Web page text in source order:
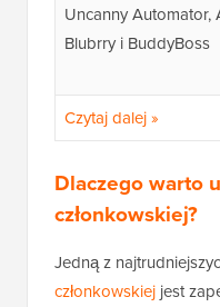
Uncanny Automator,
Blubrry i BuddyBoss
Czytaj dalej »
Dlaczego warto
członkowskiej?
Jedną z
członkowskiej jest